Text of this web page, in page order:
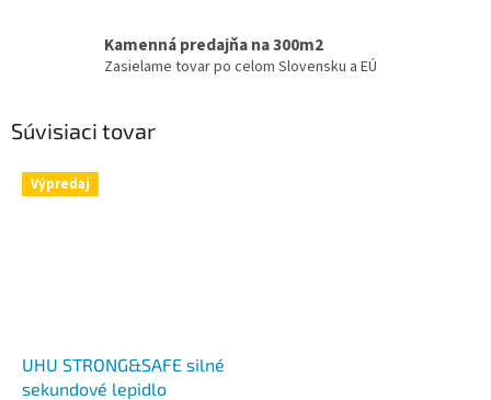
Kamenná predajňa na 300m2
Zasielame tovar po celom Slovensku a EÚ
Súvisiaci tovar
Výpredaj
UHU STRONG&SAFE silné
sekundové lepidlo